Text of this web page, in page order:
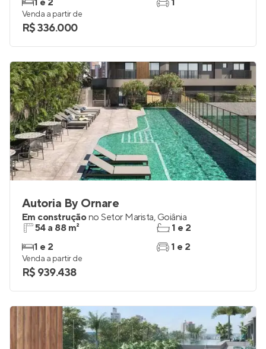
1 e 2
1
Venda a partir de
R$ 336.000
Autoria By Ornare
Em construçãono Setor Marista, Goiânia
54 a 88 m²
1 e 2
1 e 2
1 e 2
Venda a partir de
R$ 939.438